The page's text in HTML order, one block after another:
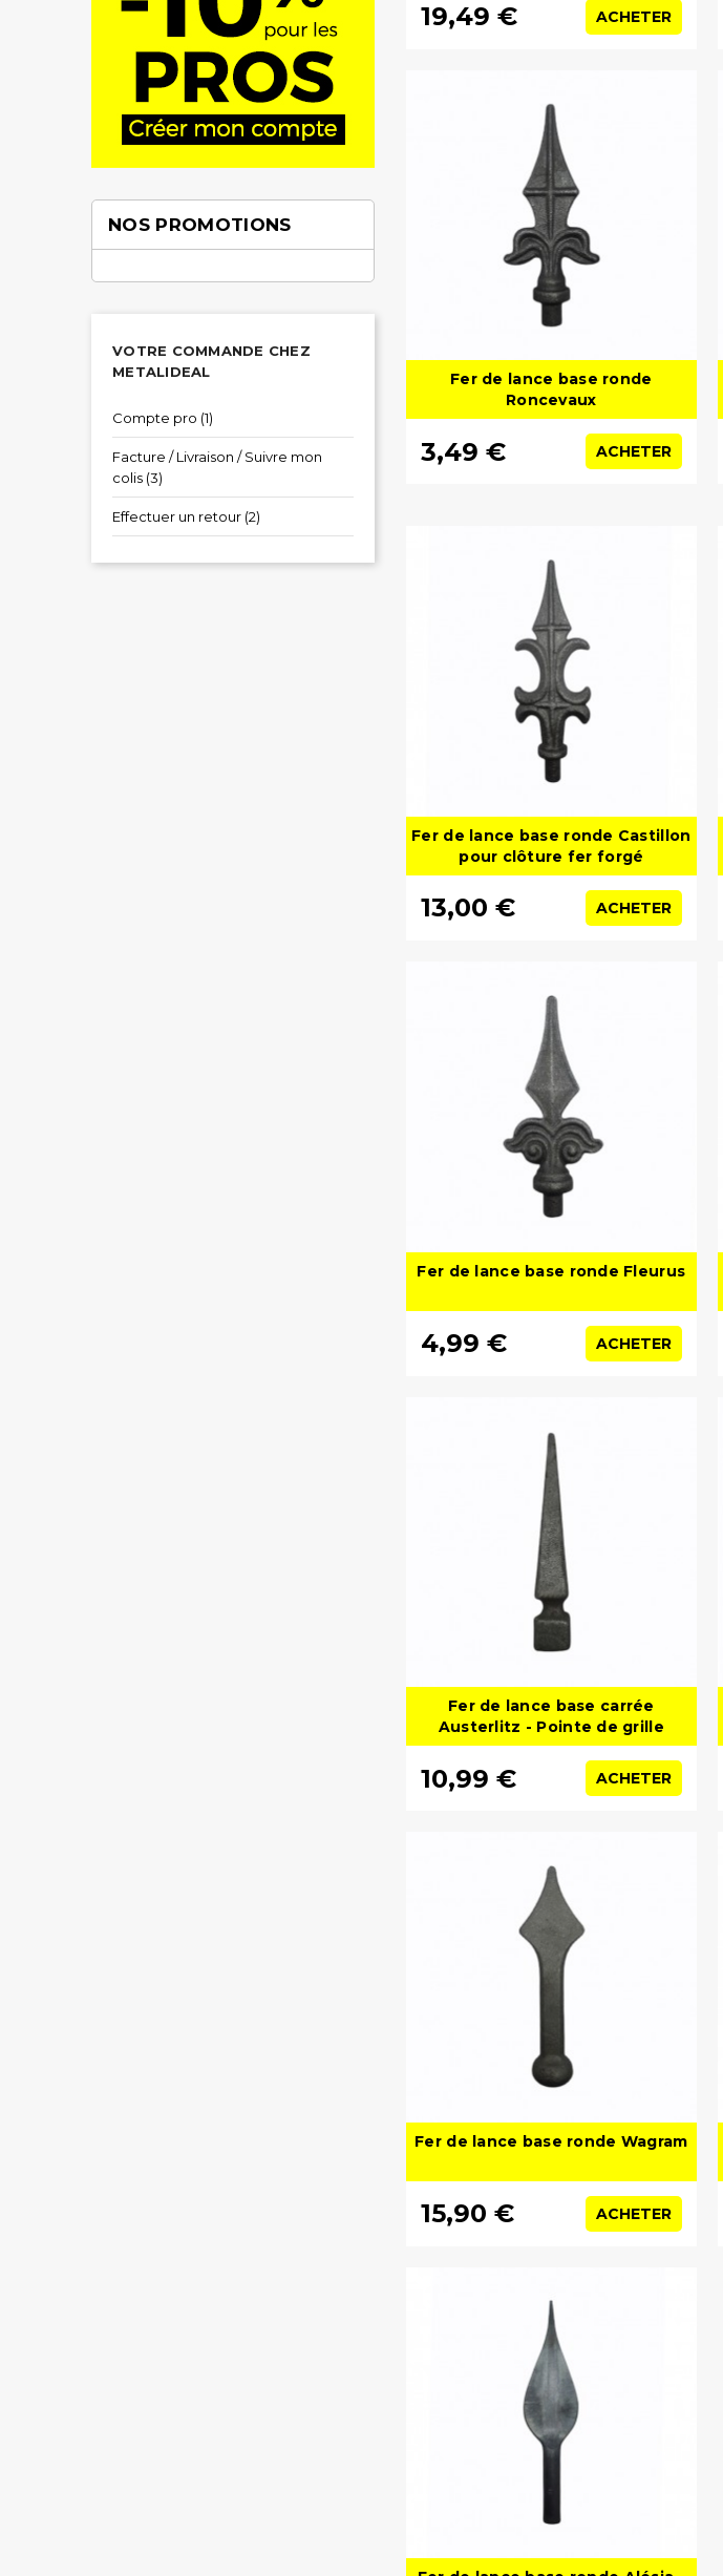
NOS PROMOTIONS
VOTRE COMMANDE CHEZ
METALIDEAL
Compte pro (1)
Facture / Livraison / Suivre mon
colis (3)
Effectuer un retour (2)
19,49 € ACHETER
Fer de lance base ronde
Roncevaux
3,49 € ACHETER
Fer de lance base ronde Castillon
pour clôture fer forgé
13,00 € ACHETER
Fer de lance base ronde Fleurus
4,99 € ACHETER
Fer de lance base carrée
Austerlitz - Pointe de grille
10,99 € ACHETER
Fer de lance base ronde Wagram
15,90 € ACHETER